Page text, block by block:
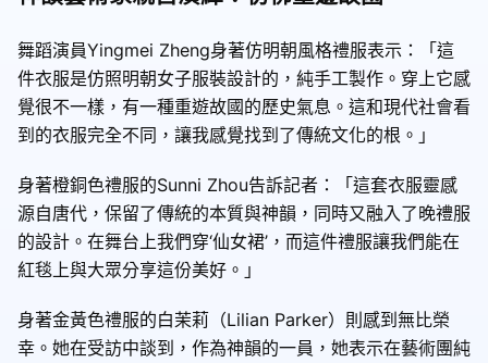
舞蹈演員Yingmei Zheng身著仿明朝風格禮服表示：「這
件衣服是仿照明朝女子服裝設計的，純手工製作。穿上它感
覺很不一樣，有一種重遊故國的歷史氣息。這和現代社會看
到的衣服完全不同，讓我感覺找到了傳統文化的根。」
身著橙銅色禮服的Sunni Zhou告訴記者：「這套衣服靈感
源自唐代，保留了傳統的本質與神韻，同時又融入了晚禮服
的設計。在舞台上我們穿‘仙女裙’，而這件禮服讓我們能在
紅毯上與大眾分享這份美好。」
身著金黃色禮服的白茉莉（Lilian Parker）則感到無比榮
幸。她在受訪中談到，作為神韻的一員，她表示在藝術團純